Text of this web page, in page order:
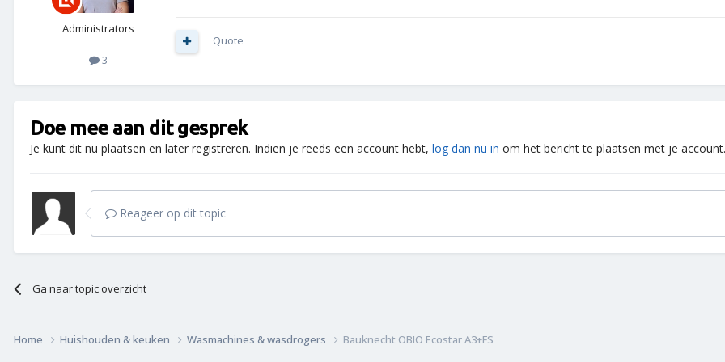
Administrators
3
Quote
Doe mee aan dit gesprek
Je kunt dit nu plaatsen en later registreren. Indien je reeds een account hebt, log dan nu in om het bericht te plaatsen met je account.
Reageer op dit topic
Ga naar topic overzicht
Home Huishouden & keuken Wasmachines & wasdrogers Bauknecht OBIO Ecostar A3+FS